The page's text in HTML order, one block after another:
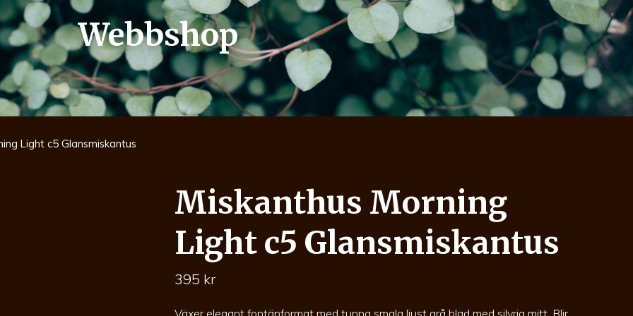
Webbshop
Light c5 Glansmiskantus
Miskanthus Morning
Light c5 Glansmiskantus
395 kr
Växer elegant fontänformat med tunna smala ljust grå blad med silvrig mitt. Blir